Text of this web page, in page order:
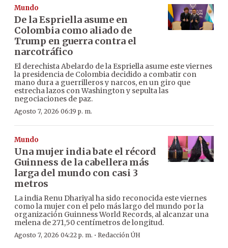
Mundo
De la Espriella asume en
Colombia como aliado de
Trump en guerra contra el
narcotráfico
El derechista Abelardo de la Espriella asume este viernes
la presidencia de Colombia decidido a combatir con
mano dura a guerrilleros y narcos, en un giro que
estrecha lazos con Washington y sepulta las
negociaciones de paz.
Agosto 7, 2026 06:19 p. m.
Mundo
Una mujer india bate el récord
Guinness de la cabellera más
larga del mundo con casi 3
metros
La india Renu Dhariyal ha sido reconocida este viernes
como la mujer con el pelo más largo del mundo por la
organización Guinness World Records, al alcanzar una
melena de 271,50 centímetros de longitud.
Agosto 7, 2026 04:22 p. m. · Redacción ÚH